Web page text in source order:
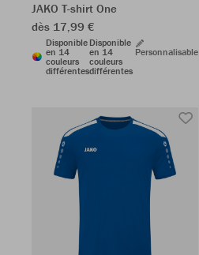
JAKO T-shirt One
dès 17,99 €
Disponible
en 14
couleurs
différentes
Disponible
en 14
couleurs
différentes
Personnalisable